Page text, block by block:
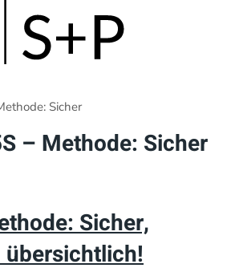
Sicher
– Methode: Sicher
Sicher,
übersichtlich!